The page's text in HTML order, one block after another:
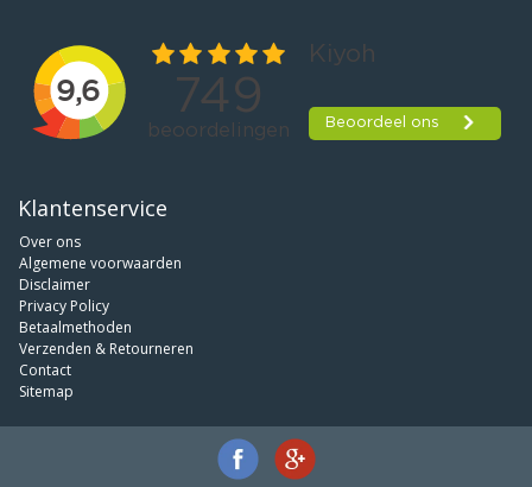
Klantenservice
Over ons
Algemene voorwaarden
Disclaimer
Privacy Policy
Betaalmethoden
Verzenden & Retourneren
Contact
Sitemap